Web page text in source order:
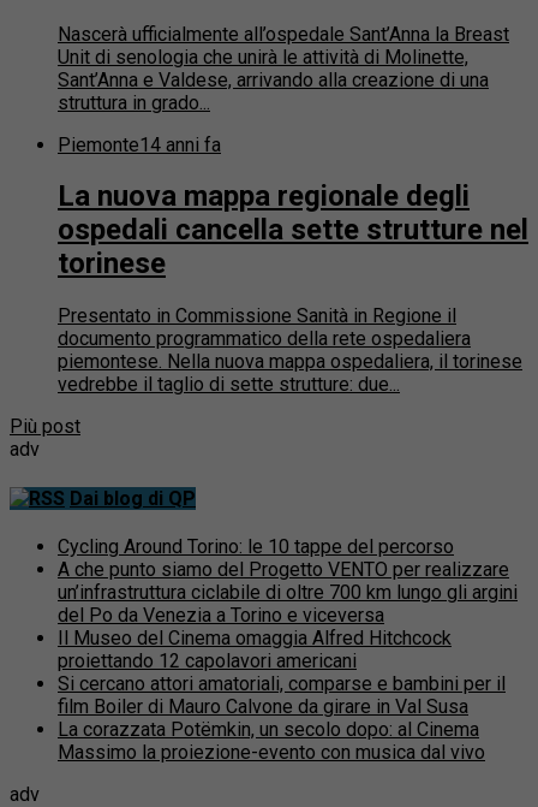
Nascerà ufficialmente all’ospedale Sant’Anna la Breast
Unit di senologia che unirà le attività di Molinette,
Sant’Anna e Valdese, arrivando alla creazione di una
struttura in grado...
Piemonte14 anni fa
La nuova mappa regionale degli
ospedali cancella sette strutture nel
torinese
Presentato in Commissione Sanità in Regione il
documento programmatico della rete ospedaliera
piemontese. Nella nuova mappa ospedaliera, il torinese
vedrebbe il taglio di sette strutture: due...
Più post
adv
Dai blog di QP
Cycling Around Torino: le 10 tappe del percorso
A che punto siamo del Progetto VENTO per realizzare
un’infrastruttura ciclabile di oltre 700 km lungo gli argini
del Po da Venezia a Torino e viceversa
Il Museo del Cinema omaggia Alfred Hitchcock
proiettando 12 capolavori americani
Si cercano attori amatoriali, comparse e bambini per il
film Boiler di Mauro Calvone da girare in Val Susa
La corazzata Potëmkin, un secolo dopo: al Cinema
Massimo la proiezione-evento con musica dal vivo
adv